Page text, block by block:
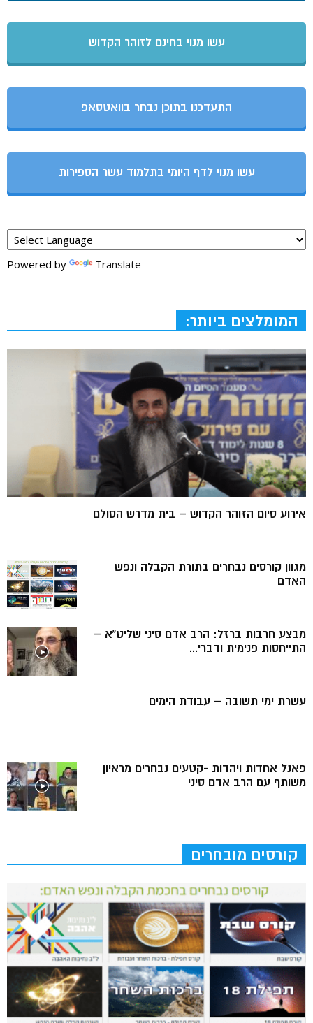
עשו מנוי בחינם לזוהר הקדוש
התעדכנו בתוכן נבחר בוואטסאפ
עשו מנוי לדף היומי בתלמוד עשר הספירות
Powered by Translate
המומלצים ביותר:
אירוע סיום הזוהר הקדוש – בית מדרש הסולם
מגוון קורסים נבחרים בתורת הקבלה ונפש
האדם
מבצע חרבות ברזל: הרב אדם סיני שליט”א –
התייחסות פנימית ודברי...
עשרת ימי תשובה – עבודת הימים
פאנל אחדות ויהדות -קטעים נבחרים מראיון
משותף עם הרב אדם סיני
קורסים מובחרים